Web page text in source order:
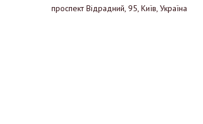
проспект Відрадний, 95, Київ, Україна